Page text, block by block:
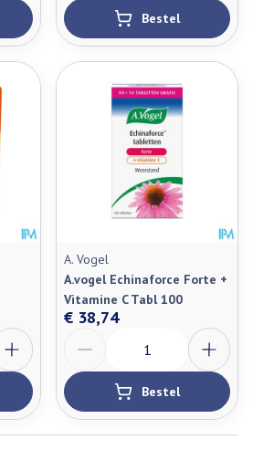
Bestel
A. Vogel
A.vogel Echinaforce Forte +
Vitamine C Tabl 100
€ 38,74
Bestel